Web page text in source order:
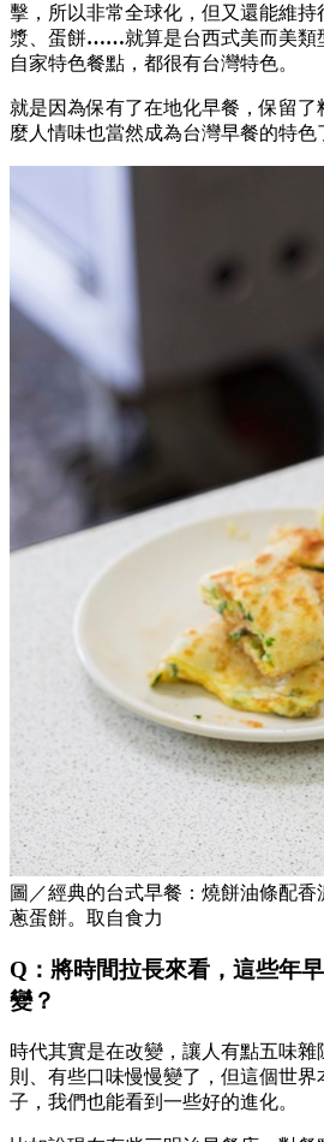
擊，所以非常全球化，但又還能維
漿、蛋餅……就算是台西式美而美
自家特色餐點，都很有台灣特色。
就是因為保有了在地化早餐，保留
麼人情味也當然成為台灣早餐的特色
圖／經典的台式早餐：燒餅油條配
蔥蛋餅。取自食力
Q：將時間拉長來看，這些年
變？
時代其實是在改變，讓人有點五味雜
則、有些口味慢慢變了，但這個世
子，我們也能看到一些好的進化。